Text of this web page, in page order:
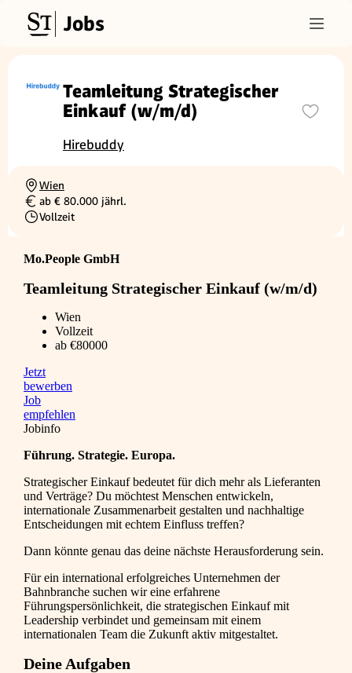
Jobs
Teamleitung Strategischer
Einkauf (w/m/d)
Hirebuddy
Ortschaft
Wien
Gehalt
ab € 80.000 jährl.
Beschäftigungsart
Vollzeit
Mo.People GmbH
Teamleitung Strategischer Einkauf (w/m/d)
Wien
Vollzeit
ab €80000
Jetzt
bewerben
Job
empfehlen
Jobinfo
Führung. Strategie. Europa.
Strategischer Einkauf bedeutet für dich mehr als Lieferanten
und Verträge? Du möchtest Menschen entwickeln,
internationale Zusammenarbeit gestalten und nachhaltige
Entscheidungen mit echtem Einfluss treffen?
Dann könnte genau das deine nächste Herausforderung sein.
Für ein international erfolgreiches Unternehmen der
Bahnbranche suchen wir eine erfahrene
Führungspersönlichkeit, die strategischen Einkauf mit
Leadership verbindet und gemeinsam mit einem
internationalen Team die Zukunft aktiv mitgestaltet.
Deine Aufgaben